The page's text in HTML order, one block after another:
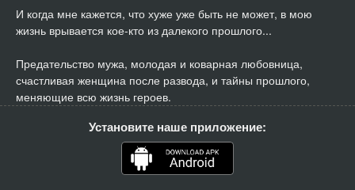
13:21
029
09:49
031
И когда мне кажется, что хуже уже быть не может, в мою
жизнь врывается кое-кто из далекого прошлого...
Предательство мужа, молодая и коварная любовница,
счастливая женщина после развода, и тайны прошлого,
меняющие всю жизнь героев.
Установите наше приложение: